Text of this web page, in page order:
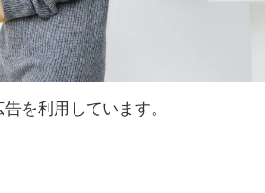
を利用しています。